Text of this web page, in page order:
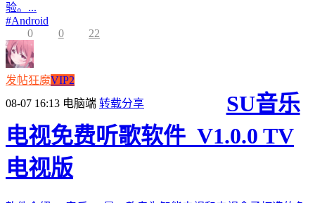
验。...
#Android
0
0 22
发帖狂魔VIP2
08-07 16:13 电脑端 转载分享
SU音乐
电视免费听歌软件_V1.0.0 TV
电视版